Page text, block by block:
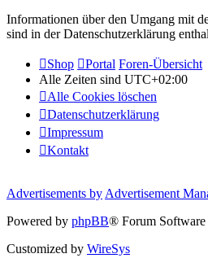
Informationen über den Umgang mit
sind in der Datenschutzerklärung
Shop Portal Foren-Übersicht
Alle Zeiten sind UTC+02:00
Alle Cookies löschen
Datenschutzerklärung
Impressum
Kontakt
Advertisements by Advertisement
Powered by phpBB® Forum
Customized by WireSys